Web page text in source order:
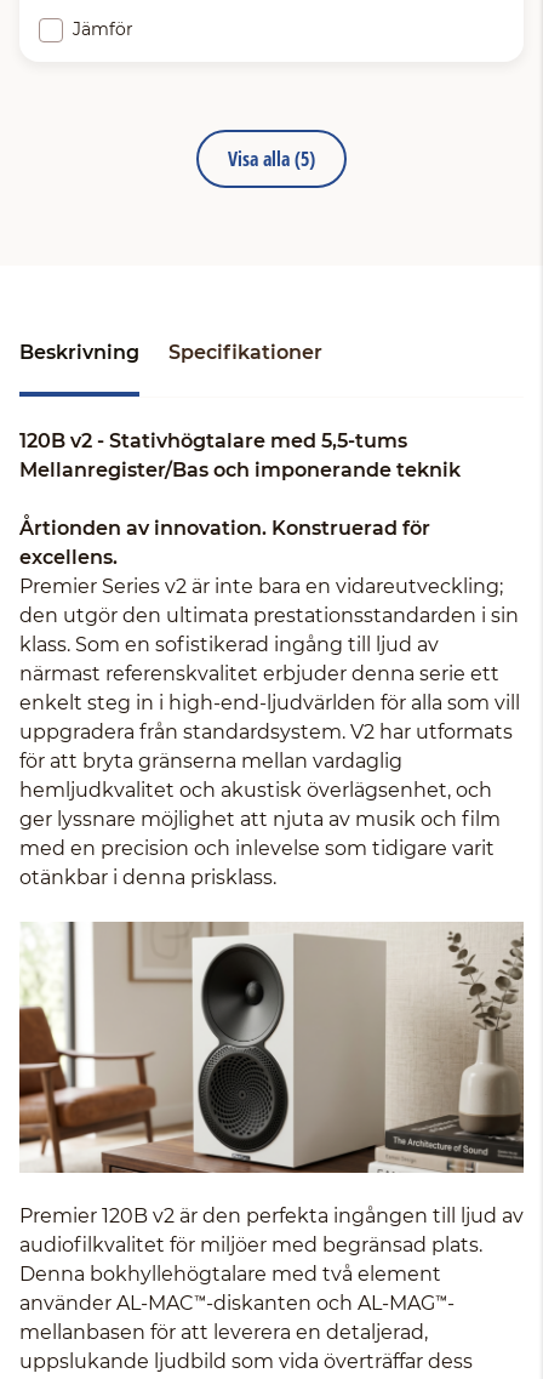
Jämför
Visa alla (5)
Beskrivning Specifikationer
120B v2 - Stativhögtalare med 5,5-tums
Mellanregister/Bas och imponerande teknik
Årtionden av innovation. Konstruerad för
excellens.
Premier Series v2 är inte bara en vidareutveckling;
den utgör den ultimata prestationsstandarden i sin
klass. Som en sofistikerad ingång till ljud av
närmast referenskvalitet erbjuder denna serie ett
enkelt steg in i high-end-ljudvärlden för alla som vill
uppgradera från standardsystem. V2 har utformats
för att bryta gränserna mellan vardaglig
hemljudkvalitet och akustisk överlägsenhet, och
ger lyssnare möjlighet att njuta av musik och film
med en precision och inlevelse som tidigare varit
otänkbar i denna prisklass.
Premier 120B v2 är den perfekta ingången till ljud av
audiofilkvalitet för miljöer med begränsad plats.
Denna bokhyllehögtalare med två element
använder AL-MAC™-diskanten och AL-MAG™-
mellanbasen för att leverera en detaljerad,
uppslukande ljudbild som vida överträffar dess